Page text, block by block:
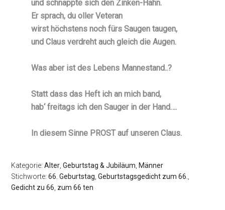
und schnappte sich den Zinken-Hahn.
Er sprach, du oller Veteran
wirst höchstens noch fürs Saugen taugen,
und Claus verdreht auch gleich die Augen.
Was aber ist des Lebens Mannestand..?
Statt dass das Heft ich an mich band,
hab‘ freitags ich den Sauger in der Hand….
In diesem Sinne PROST auf unseren Claus.
Kategorie:Alter ,Geburtstag & Jubiläum Männer
Stichworte:66. Geburtstag ,Geburtstagsgedicht zum 66.
Gedicht zu 66 zum 66 ten